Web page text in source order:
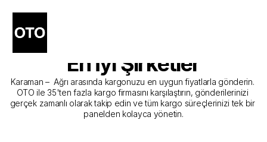
Karaman - Ağrı Kargo
Gönderim Hizmeti Sunan
En İyi Şirketler
Karaman –  Ağrı arasında kargonuzu en uygun fiyatlarla gönderin.
OTO ile 35'ten fazla kargo firmasını karşılaştırın, gönderilerinizi
gerçek zamanlı olarak takip edin ve tüm kargo süreçlerinizi tek bir
panelden kolayca yönetin.